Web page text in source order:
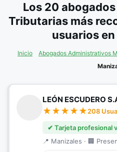
Los 20
Tributarias más
usuarios
Inicio Abogados Administrativos
LEÓN ESCUDERO
208
✔ Tarjeta profesional
📍 Manizales · 🏢